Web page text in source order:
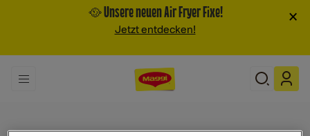
🥘 Unsere neuen Air Fryer Fixe!
Jetzt entdecken!
×